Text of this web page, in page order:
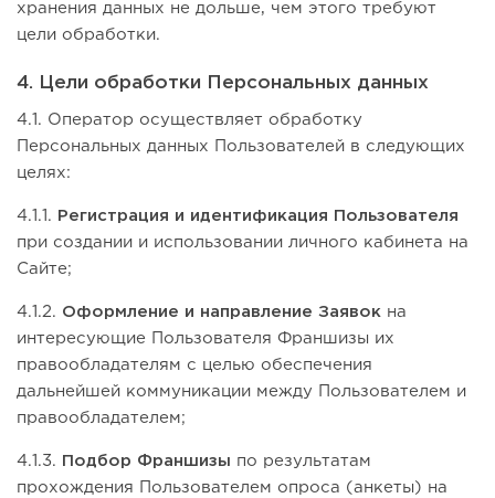
хранения данных не дольше, чем этого требуют
цели обработки.
4. Цели обработки Персональных данных
4.1. Оператор осуществляет обработку
Персональных данных Пользователей в следующих
целях:
4.1.1.
Регистрация и идентификация Пользователя
при создании и использовании личного кабинета на
Сайте;
4.1.2. Оформление и направление Заявок на
интересующие Пользователя Франшизы их
правообладателям с целью обеспечения
дальнейшей коммуникации между Пользователем и
правообладателем;
4.1.3. Подбор Франшизы по результатам
прохождения Пользователем опроса (анкеты) на